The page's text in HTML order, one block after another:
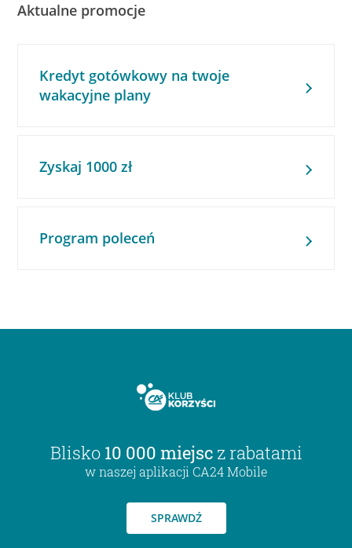
Aktualne promocje
Kredyt gotówkowy na twoje
wakacyjne plany
Zyskaj 1000 zł
Program poleceń
Blisko 10 000 miejsc z rabatami
w naszej aplikacji CA24 Mobile
SPRAWDŹ